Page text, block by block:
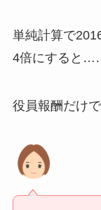
単純計算で
4倍にすると
役員報酬だけ